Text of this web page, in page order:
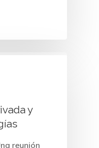
y
reunión